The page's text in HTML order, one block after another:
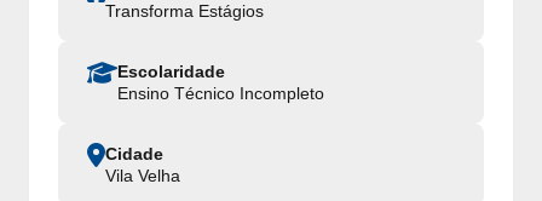
Transforma Estágios
Escolaridade
Ensino Técnico Incompleto
Cidade
Vila Velha